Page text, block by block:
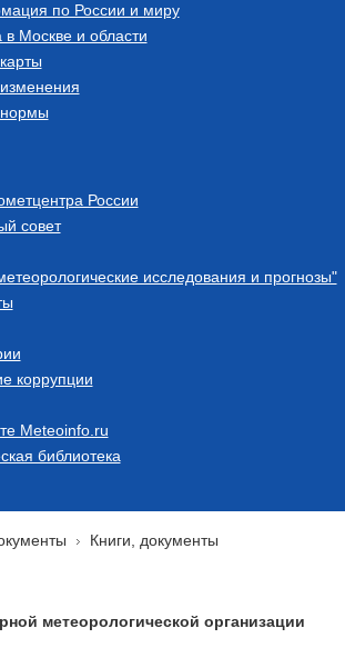
по России и миру
Москве и области
нормы
России
совет
исследования и прогнозы"
коррупции
Meteoinfo.ru
библиотека
Книги, документы
метеорологической организации